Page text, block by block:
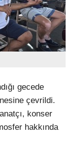
gecede
çevrildi.
konser
hakkında